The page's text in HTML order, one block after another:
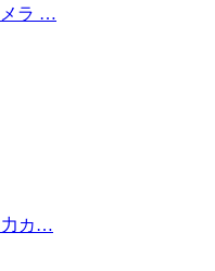
メラ …
力カ…